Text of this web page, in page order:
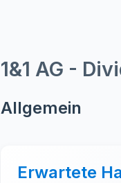
1&1 AG -
Allgemein
Erwartete